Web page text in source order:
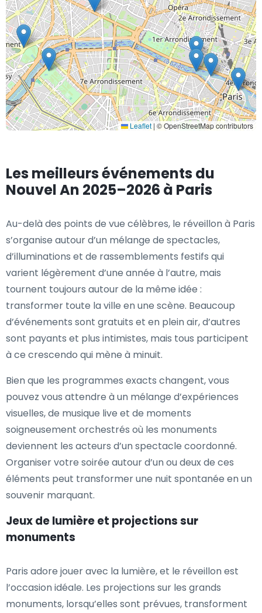
Leaflet | © OpenStreetMap contributors
Les meilleurs événements du
Nouvel An 2025–2026 à Paris
Au-delà des points de vue célèbres, le réveillon à Paris
s’organise autour d’un mélange de spectacles,
d’illuminations et de rassemblements festifs qui
varient légèrement d’une année à l’autre, mais
tournent toujours autour de la même idée :
transformer toute la ville en une scène. Beaucoup
d’événements sont gratuits et en plein air, d’autres
sont payants et plus intimistes, mais tous participent
à ce crescendo qui mène à minuit.
Bien que les programmes exacts changent, vous
pouvez vous attendre à un mélange d’expériences
visuelles, de musique live et de moments
soigneusement orchestrés où les monuments
deviennent les acteurs d’un spectacle coordonné.
Organiser votre soirée autour d’un ou deux de ces
éléments peut transformer une nuit spontanée en un
souvenir marquant.
Jeux de lumière et projections sur
monuments
Paris adore jouer avec la lumière, et le réveillon est
l’occasion idéale. Les projections sur les grands
monuments, lorsqu’elles sont prévues, transforment